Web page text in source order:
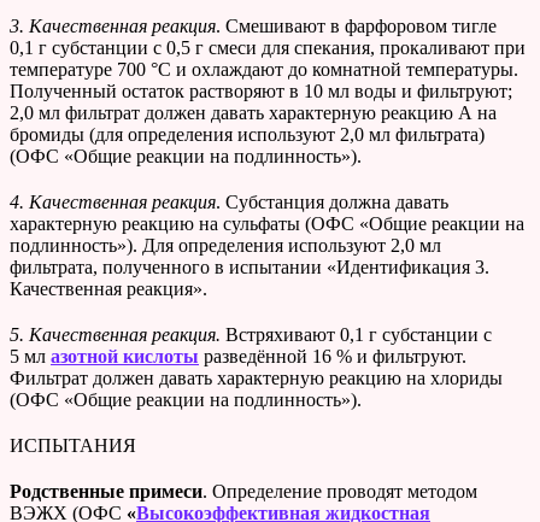
3. Качественная реакция. Смешивают в фарфоровом тигле
0,1 г субстанции с 0,5 г смеси для спекания, прокаливают при
температуре 700 °С и охлаждают до комнатной температуры.
Полученный остаток растворяют в 10 мл воды и фильтруют;
2,0 мл фильтрат должен давать характерную реакцию А на
бромиды (для определения используют 2,0 мл фильтрата)
(ОФС «Общие реакции на подлинность»).
4. Качественная реакция. Субстанция должна давать
характерную реакцию на сульфаты (ОФС «Общие реакции на
подлинность»). Для определения используют 2,0 мл
фильтрата, полученного в испытании «Идентификация 3.
Качественная реакция».
5. Качественная реакция. Встряхивают 0,1 г субстанции с
5 мл азотной кислоты разведённой 16 % и фильтруют.
Фильтрат должен давать характерную реакцию на хлориды
(ОФС «Общие реакции на подлинность»).
ИСПЫТАНИЯ
Родственные примеси. Определение проводят методом
ВЭЖХ (ОФС «Высокоэффективная жидкостная